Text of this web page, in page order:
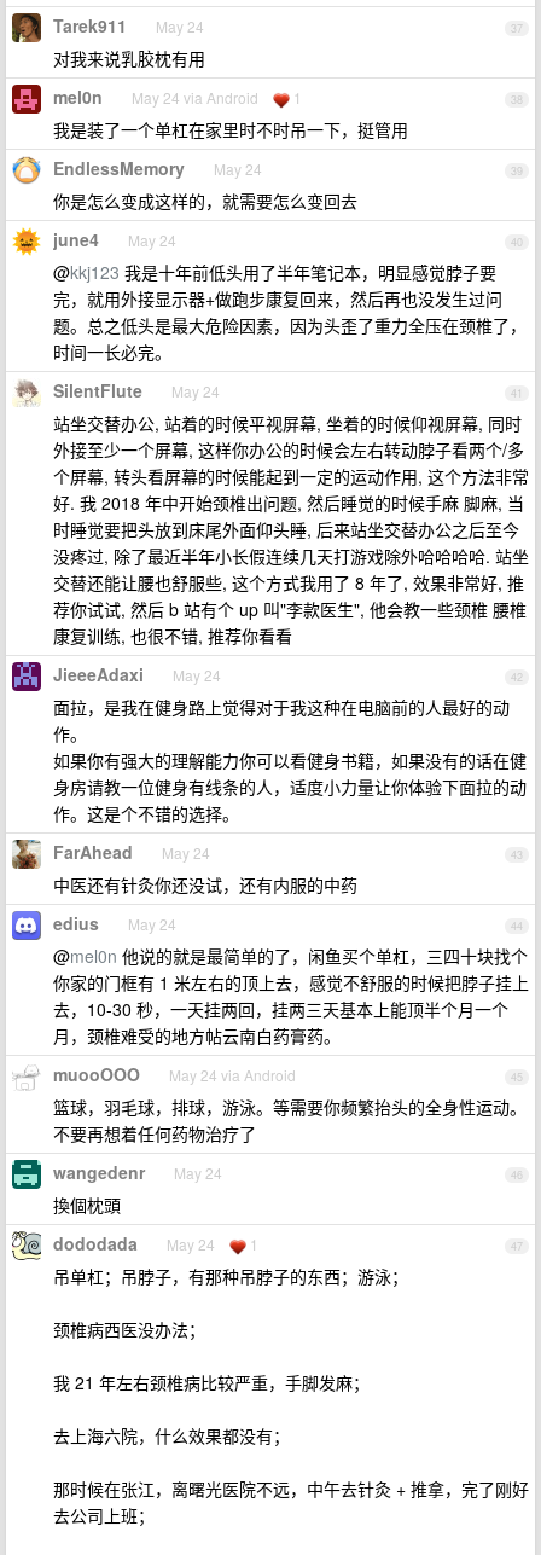
37
Tarek911 May 24
对我来说乳胶枕有用
38
mel0n May 24 via Android 1
我是装了一个单杠在家里时不时吊一下，挺管用
39
EndlessMemory May 24
你是怎么变成这样的，就需要怎么变回去
40
june4 May 24
@kkj123 我是十年前低头用了半年笔记本，明显感觉脖子要
完，就用外接显示器+做跑步康复回来，然后再也没发生过问
题。总之低头是最大危险因素，因为头歪了重力全压在颈椎了，
时间一长必完。
41
SilentFlute May 24
站坐交替办公, 站着的时候平视屏幕, 坐着的时候仰视屏幕, 同时
外接至少一个屏幕, 这样你办公的时候会左右转动脖子看两个/多
个屏幕, 转头看屏幕的时候能起到一定的运动作用, 这个方法非常
好. 我 2018 年中开始颈椎出问题, 然后睡觉的时候手麻 脚麻, 当
时睡觉要把头放到床尾外面仰头睡, 后来站坐交替办公之后至今
没疼过, 除了最近半年小长假连续几天打游戏除外哈哈哈哈. 站坐
交替还能让腰也舒服些, 这个方式我用了 8 年了, 效果非常好, 推
荐你试试, 然后 b 站有个 up 叫"李款医生", 他会教一些颈椎 腰椎
康复训练, 也很不错, 推荐你看看
42
JieeeAdaxi May 24
面拉，是我在健身路上觉得对于我这种在电脑前的人最好的动
作。
如果你有强大的理解能力你可以看健身书籍，如果没有的话在健
身房请教一位健身有线条的人，适度小力量让你体验下面拉的动
作。这是个不错的选择。
43
FarAhead May 24
中医还有针灸你还没试，还有内服的中药
44
edius May 24
@mel0n 他说的就是最简单的了，闲鱼买个单杠，三四十块找个
你家的门框有 1 米左右的顶上去，感觉不舒服的时候把脖子挂上
去，10-30 秒，一天挂两回，挂两三天基本上能顶半个月一个
月，颈椎难受的地方帖云南白药膏药。
45
muooOOO May 24 via Android
篮球，羽毛球，排球，游泳。等需要你频繁抬头的全身性运动。
不要再想着任何药物治疗了
46
wangedenr May 24
換個枕頭
47
dododada May 24 1
吊单杠；吊脖子，有那种吊脖子的东西；游泳；
颈椎病西医没办法；
我 21 年左右颈椎病比较严重，手脚发麻；
去上海六院，什么效果都没有；
那时候在张江，离曙光医院不远，中午去针灸 + 推拿，完了刚好
去公司上班；